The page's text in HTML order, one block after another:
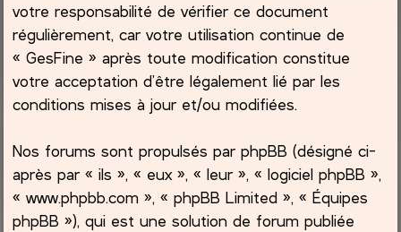
votre responsabilité de vérifier ce document
régulièrement, car votre utilisation continue de
« GesFine » après toute modification constitue
votre acceptation d’être légalement lié par les
conditions mises à jour et/ou modifiées.
Nos forums sont propulsés par phpBB (désigné ci-
après par « ils », « eux », « leur », « logiciel phpBB »,
« www.phpbb.com », « phpBB Limited », « Équipes
phpBB »), qui est une solution de forum publiée